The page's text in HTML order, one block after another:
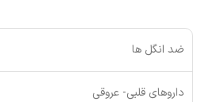
ضد انگل ها
داروهای قلبی- عروقی